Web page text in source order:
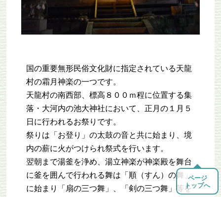
ページ
トップへ
国の重要無形民俗文化財に指定されている天龍
村の霜月神楽の一つです。
天龍村の南西部、標高８００ｍ程に位置する集
落・大河内の池大神社において、正月の１月５
日に行われるお祭りです。
祭りは「お登り」の太鼓の音と共に始まり、境
内の薪に火がつけられ祭式を行います。
翌朝まで湯釜を浄め、湯立神楽が神楽殿を舞台
に釜を囲んで行われる舞は「順（すん）の舞」
に始まり「扇の三つ舞」、「剣の三つ舞」等を